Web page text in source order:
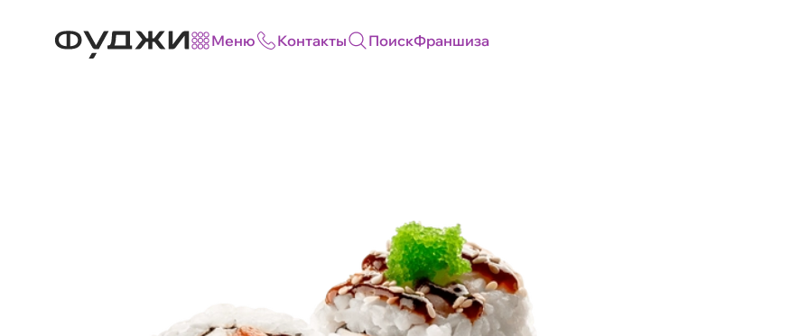
Меню Контакты ПоискФраншиза